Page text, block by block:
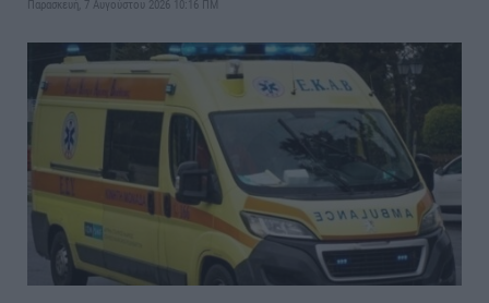
Παρασκευή, 7 Αυγούστου 2026 10:16 ΠΜ